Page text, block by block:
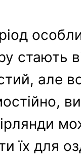
але
їх для